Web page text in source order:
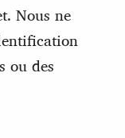
Nous ne
ou des